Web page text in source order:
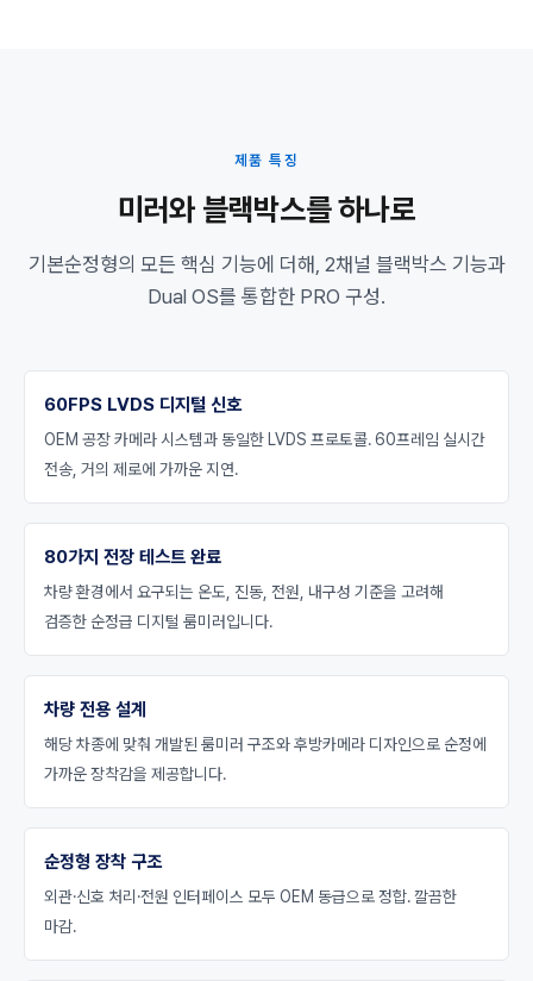
제품 특징
미러와 블랙박스를 하나로
기본순정형의 모든 핵심 기능에 더해, 2채널 블랙박스 기능과
Dual OS를 통합한 PRO 구성.
60FPS LVDS 디지털 신호
OEM 공장 카메라 시스템과 동일한 LVDS 프로토콜. 60프레임 실시간
전송, 거의 제로에 가까운 지연.
80가지 전장 테스트 완료
차량 환경에서 요구되는 온도, 진동, 전원, 내구성 기준을 고려해
검증한 순정급 디지털 룸미러입니다.
차량 전용 설계
해당 차종에 맞춰 개발된 룸미러 구조와 후방카메라 디자인으로 순정에
가까운 장착감을 제공합니다.
순정형 장착 구조
외관·신호 처리·전원 인터페이스 모두 OEM 동급으로 정합. 깔끔한
마감.